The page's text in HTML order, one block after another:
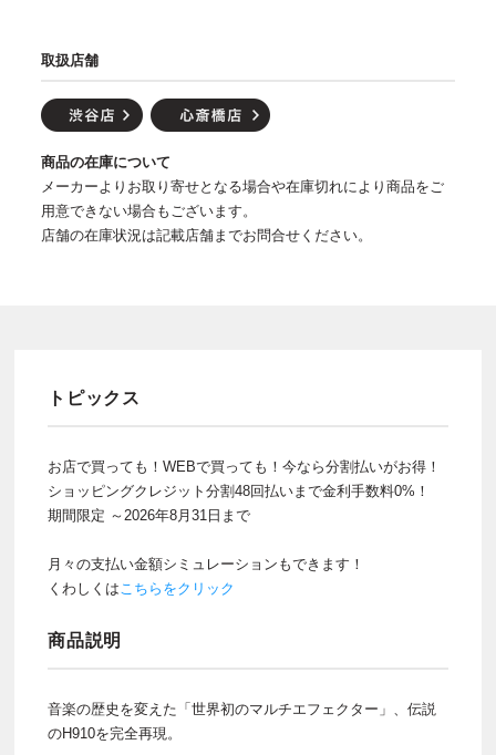
取扱店舗
商品の在庫について
メーカーよりお取り寄せとなる場合や在庫切れにより商品をご
用意できない場合もございます。
店舗の在庫状況は記載店舗までお問合せください。
トピックス
お店で買っても！WEBで買っても！今なら分割払いがお得！
ショッピングクレジット分割48回払いまで金利手数料0%！
期間限定 ～2026年8月31日まで
月々の支払い金額シミュレーションもできます！
くわしくはこちらをクリック
商品説明
音楽の歴史を変えた「世界初のマルチエフェクター」、伝説
のH910を完全再現。